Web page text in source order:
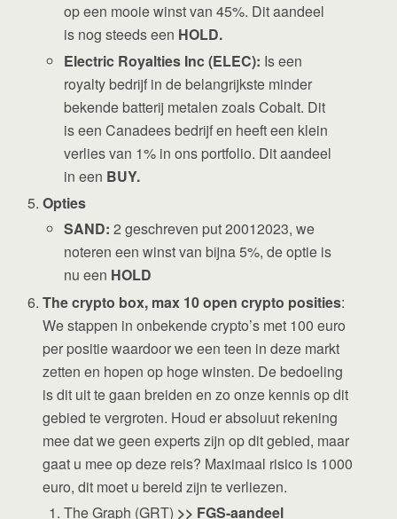
op een mooie winst van 45%. Dit aandeel
is nog steeds een HOLD.
Electric Royalties Inc (ELEC): Is een
royalty bedrijf in de belangrijkste minder
bekende batterij metalen zoals Cobalt. Dit
is een Canadees bedrijf en heeft een klein
verlies van 1% in ons portfolio. Dit aandeel
in een BUY.
Opties
SAND: 2 geschreven put 20012023, we
noteren een winst van bijna 5%, de optie is
nu een HOLD
The crypto box, max 10 open crypto posities:
We stappen in onbekende crypto’s met 100 euro
per positie waardoor we een teen in deze markt
zetten en hopen op hoge winsten. De bedoeling
is dit uit te gaan breiden en zo onze kennis op dit
gebied te vergroten. Houd er absoluut rekening
mee dat we geen experts zijn op dit gebied, maar
gaat u mee op deze reis? Maximaal risico is 1000
euro, dit moet u bereid zijn te verliezen.
The Graph (GRT) >> FGS-aandeel